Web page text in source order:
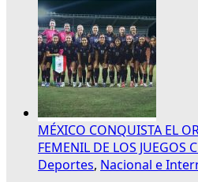
MÉXICO CONQUISTA EL
FEMENIL DE LOS JUEGOS
Deportes, Nacional e